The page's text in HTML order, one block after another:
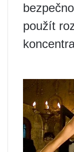
použít